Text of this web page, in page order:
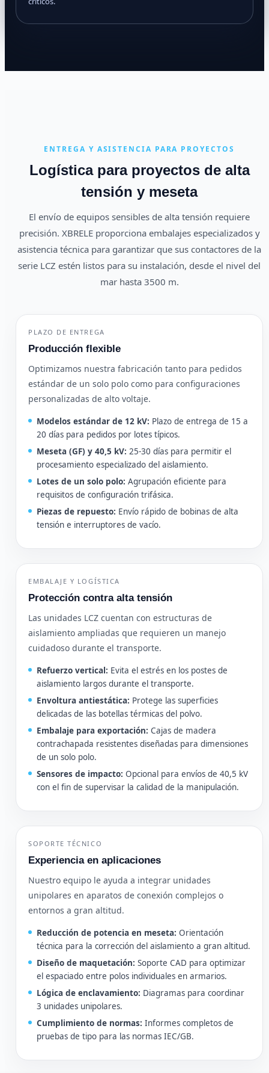
ENTREGA Y ASISTENCIA PARA PROYECTOS
Logística para proyectos de alta
tensión y meseta
El envío de equipos sensibles de alta tensión requiere
precisión. XBRELE proporciona embalajes especializados y
asistencia técnica para garantizar que sus contactores de la
serie LCZ estén listos para su instalación, desde el nivel del
mar hasta 3500 m.
PLAZO DE ENTREGA
Producción flexible
Optimizamos nuestra fabricación tanto para pedidos
estándar de un solo polo como para configuraciones
personalizadas de alto voltaje.
Modelos estándar de 12 kV: Plazo de entrega de 15 a
20 días para pedidos por lotes típicos.
Meseta (GF) y 40,5 kV: 25-30 días para permitir el
procesamiento especializado del aislamiento.
Lotes de un solo polo: Agrupación eficiente para
requisitos de configuración trifásica.
Piezas de repuesto: Envío rápido de bobinas de alta
tensión e interruptores de vacío.
EMBALAJE Y LOGÍSTICA
Protección contra alta tensión
Las unidades LCZ cuentan con estructuras de
aislamiento ampliadas que requieren un manejo
cuidadoso durante el transporte.
Refuerzo vertical: Evita el estrés en los postes de
aislamiento largos durante el transporte.
Envoltura antiestática: Protege las superficies
delicadas de las botellas térmicas del polvo.
Embalaje para exportación: Cajas de madera
contrachapada resistentes diseñadas para dimensiones
de un solo polo.
Sensores de impacto: Opcional para envíos de 40,5 kV
con el fin de supervisar la calidad de la manipulación.
SOPORTE TÉCNICO
Experiencia en aplicaciones
Nuestro equipo le ayuda a integrar unidades
unipolares en aparatos de conexión complejos o
entornos a gran altitud.
Reducción de potencia en meseta: Orientación
técnica para la corrección del aislamiento a gran altitud.
Diseño de maquetación: Soporte CAD para optimizar
el espaciado entre polos individuales en armarios.
Lógica de enclavamiento: Diagramas para coordinar
3 unidades unipolares.
Cumplimiento de normas: Informes completos de
pruebas de tipo para las normas IEC/GB.